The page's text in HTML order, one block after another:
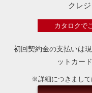
クレ
カタロクで
初回契約金の支払いは
ットカー
※詳細につきまして